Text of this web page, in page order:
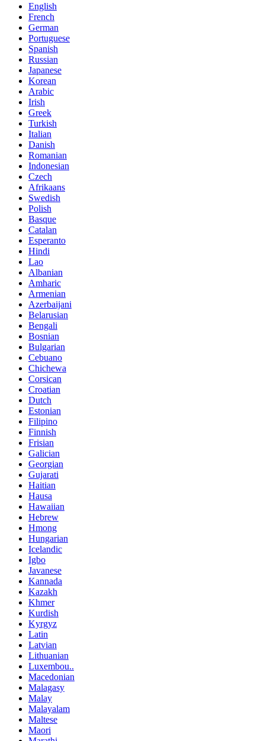
English
French
German
Portuguese
Spanish
Russian
Japanese
Korean
Arabic
Irish
Greek
Turkish
Italian
Danish
Romanian
Indonesian
Czech
Afrikaans
Swedish
Polish
Basque
Catalan
Esperanto
Hindi
Lao
Albanian
Amharic
Armenian
Azerbaijani
Belarusian
Bengali
Bosnian
Bulgarian
Cebuano
Chichewa
Corsican
Croatian
Dutch
Estonian
Filipino
Finnish
Frisian
Galician
Georgian
Gujarati
Haitian
Hausa
Hawaiian
Hebrew
Hmong
Hungarian
Icelandic
Igbo
Javanese
Kannada
Kazakh
Khmer
Kurdish
Kyrgyz
Latin
Latvian
Lithuanian
Luxembou..
Macedonian
Malagasy
Malay
Malayalam
Maltese
Maori